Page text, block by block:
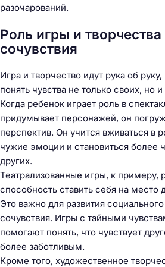
разочарований.
Роль игры и творчества
сочувствия
Игра и творчество идут рука об
понять чувства не только своих, но
Когда ребенок играет роль в
придумывает персонажей, он
перспектив. Он учится вживаться в
чужие эмоции и становиться более
других.
Театрализованные игры, к примеру,
способность ставить себя на место
Это важно для развития
сочувствия. Игры с тайными
помогают понять, что чувствует
более заботливым.
Кроме того, художественное